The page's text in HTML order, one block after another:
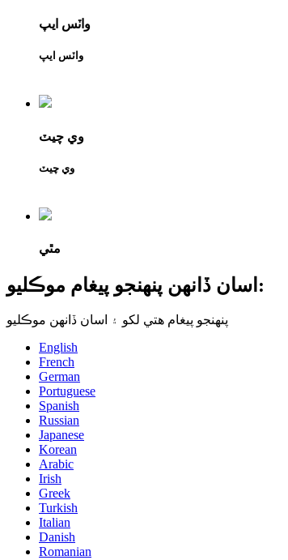
واٽس ايپ
واٽس ايپ
وي چيٽ
وي چيٽ
مٿي
اسان ڏانهن پنهنجو پيغام موڪليو:
پنهنجو پيغام هتي لکو ۽ اسان ڏانهن موڪليو
English
French
German
Portuguese
Spanish
Russian
Japanese
Korean
Arabic
Irish
Greek
Turkish
Italian
Danish
Romanian